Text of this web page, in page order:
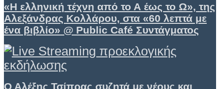
«Η ελληνική τέχνη από το Α έως το Ω», της
Αλεξάνδρας Κολλάρου, στα «60 λεπτά με
ένα βιβλίο» @ Public Café Συντάγματος
Ο Αλέξης Τσίπρας συζητά με νέους και